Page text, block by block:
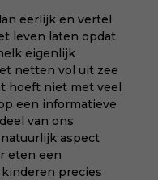
eerlijk en vertel
leven laten opdat
eigenlijk
netten vol uit zee
hoeft niet met veel
een informatieve
van ons
aspect
eten een
precies